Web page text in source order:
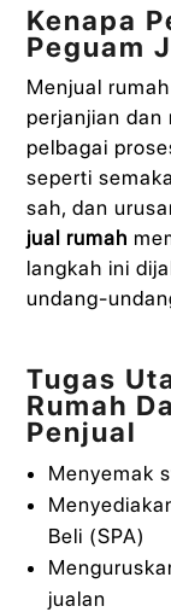
Kenapa
Peguam
Menjual
perjanjian dan
pelbagai
seperti
sah, dan
jual rumah
langkah ini
undang-
Tugas
Rumah
Penjual
Menyemak
Beli (SPA)
jualan